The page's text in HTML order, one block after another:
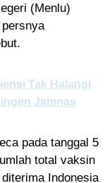
(Menlu)
Tak Halangi
Jamnas
pada tanggal 5
total vaksin
Indonesia